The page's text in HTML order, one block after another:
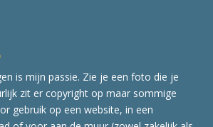
is mijn passie. Zie je een foto die je
zit er copyright op maar sommige
gebruik op een website, in een